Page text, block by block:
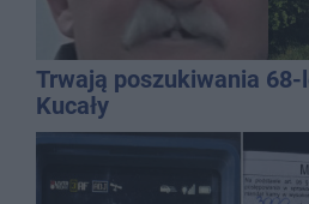
Trwają poszukiwania
Kucały